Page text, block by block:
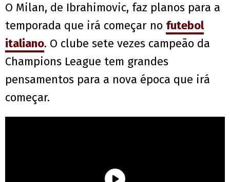
O Milan, de Ibrahimovic, faz planos para a
temporada que irá começar no futebol
italiano. O clube sete vezes campeão da
Champions League tem grandes
pensamentos para a nova época que irá
começar.